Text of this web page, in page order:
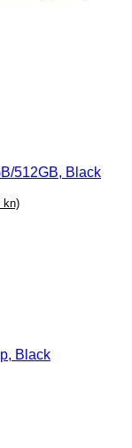
512GB, Black
kn)
Black